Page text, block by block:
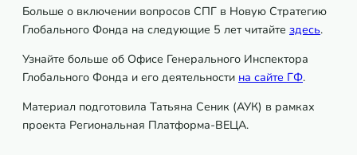
Больше о включении вопросов СПГ в Новую Стратегию
Глобального Фонда на следующие 5 лет читайте здесь.
Узнайте больше об Офисе Генерального Инспектора
Глобального Фонда и его деятельности на сайте ГФ.
Материал подготовила Татьяна Сеник (АУК) в рамках
проекта Региональная Платформа-ВЕЦА.